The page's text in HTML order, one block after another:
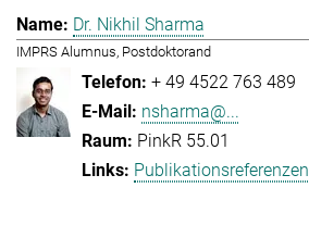
Dr. Nikhil Sharma
IMPRS Alumnus, Postdoktorand
+ 49 4522 763 489
nsharma@...
PinkR 55.01
Publikationsreferenzen